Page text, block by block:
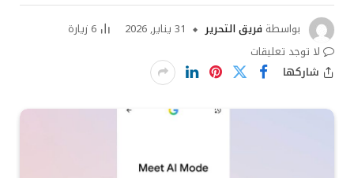
بواسطة فريق التحرير 31 يناير, 2026 6 زيارة
لا توجد تعليقات
شاركها